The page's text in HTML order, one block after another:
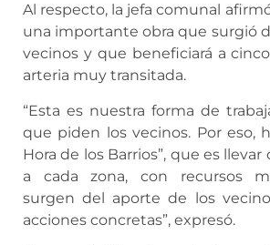
Al respecto, la jefa comunal
una importante obra que surgió
vecinos y que beneficiará a
arteria muy transitada.
“Esta es nuestra forma de
que piden los vecinos. Por eso,
Hora de los Barrios”, que es llevar
a cada zona, con recursos
surgen del aporte de los
acciones concretas”, expresó.